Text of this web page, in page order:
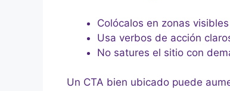
Colócalos en zonas
Usa verbos de acción
No satures el sitio con
Un CTA bien ubicado puede